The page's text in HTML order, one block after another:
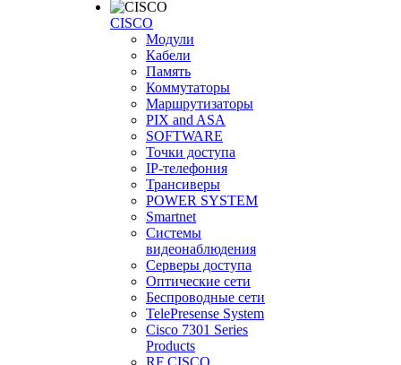
CISCO
Модули
Кабели
Память
Коммутаторы
Маршрутизаторы
PIX and ASA
SOFTWARE
Точки доступа
IP-телефония
Трансиверы
POWER SYSTEM
Smartnet
Системы
видеонаблюдения
Серверы доступа
Оптические сети
Беспроводные сети
TelePresense System
Cisco 7301 Series
Products